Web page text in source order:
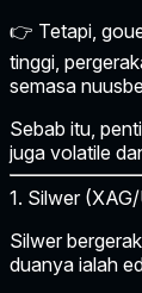
👉 Tetapi,
tinggi,
semasa
Sebab itu,
juga volatile
1. Silwer
Silwer
duanya ialah